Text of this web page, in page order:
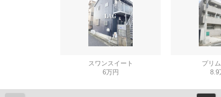
スワンスイート
6万円
プリ
8.9